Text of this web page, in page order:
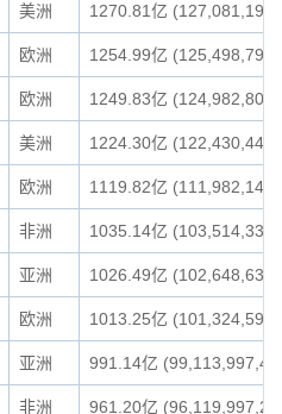
美洲 1270.81亿
欧洲 1254.99亿
欧洲 1249.83亿
美洲 1224.30亿
欧洲 1119.82亿
非洲 1035.14亿
亚洲 1026.49亿
欧洲 1013.25亿
亚洲 991.14亿
非洲 961.20亿